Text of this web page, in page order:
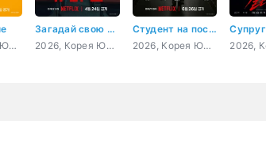
2026, Корея Южная, боевик, комедия, криминал
Загадай свою смерть
2026, Корея Южная, ужасы
Студент на последнем ряду
2026, Корея Южная, триллер, детектив, драма
Супруг